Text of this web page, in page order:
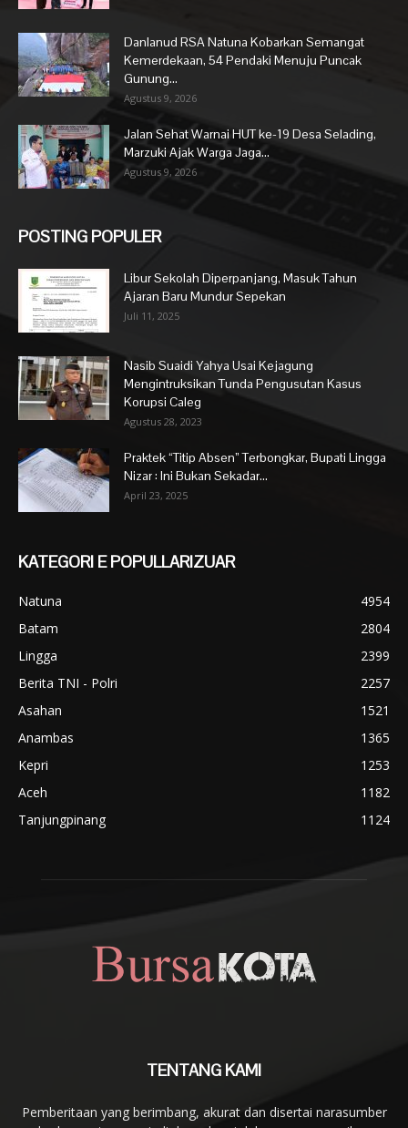
Danlanud RSA Natuna Kobarkan Semangat
Kemerdekaan, 54 Pendaki Menuju Puncak
Gunung...
Agustus 9, 2026
Jalan Sehat Warnai HUT ke-19 Desa Selading,
Marzuki Ajak Warga Jaga...
Agustus 9, 2026
POSTING POPULER
Libur Sekolah Diperpanjang, Masuk Tahun
Ajaran Baru Mundur Sepekan
Juli 11, 2025
Nasib Suaidi Yahya Usai Kejagung
Mengintruksikan Tunda Pengusutan Kasus
Korupsi Caleg
Agustus 28, 2023
Praktek “Titip Absen” Terbongkar, Bupati Lingga
Nizar : Ini Bukan Sekadar...
April 23, 2025
KATEGORI E POPULLARIZUAR
Natuna
4954
Batam
2804
Lingga
2399
Berita TNI - Polri
2257
Asahan
1521
Anambas
1365
Kepri
1253
Aceh
1182
Tanjungpinang
1124
TENTANG KAMI
Pemberitaan yang berimbang, akurat dan disertai narasumber